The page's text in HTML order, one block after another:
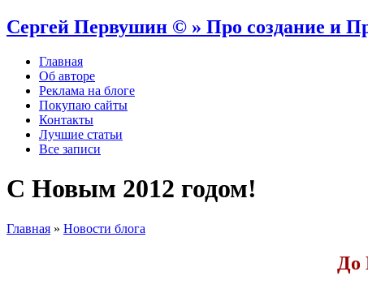
Сергей Первушин © » Про создание и
Главная
Об авторе
Реклама на блоге
Покупаю сайты
Контакты
Лучшие статьи
Все записи
С Новым 2012 годом!
Главная » Новости блога
До